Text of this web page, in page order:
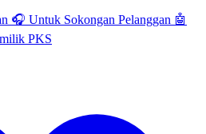
🎧 Untuk Sokongan Pelanggan 🤖
PKS